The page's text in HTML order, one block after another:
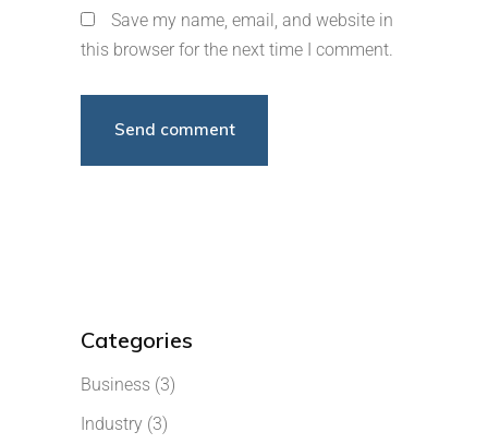
Save my name, email, and website in
this browser for the next time I comment.
Categories
Business (3)
Industry (3)